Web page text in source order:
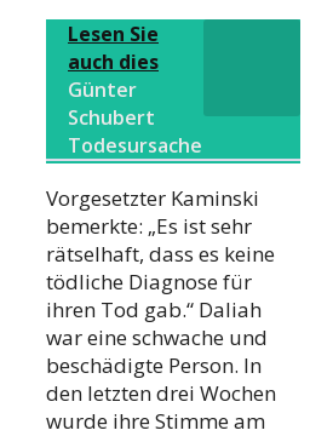
Lesen Sie
auch dies
Günter
Schubert
Todesursache
Vorgesetzter Kaminski
bemerkte: „Es ist sehr
rätselhaft, dass es keine
tödliche Diagnose für
ihren Tod gab.“ Daliah
war eine schwache und
beschädigte Person. In
den letzten drei Wochen
wurde ihre Stimme am